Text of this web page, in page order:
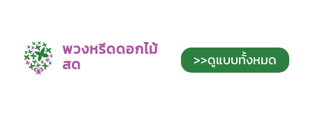
พวงหรีดดอกไม้
สด >>ดูแบบทั้งหมด